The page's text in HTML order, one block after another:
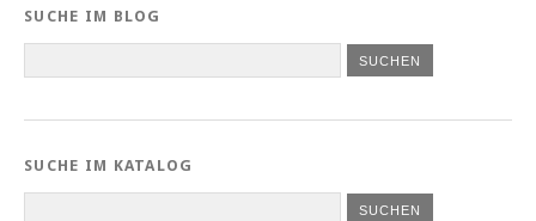
SUCHE IM BLOG
SUCHE IM KATALOG
SUCHEN